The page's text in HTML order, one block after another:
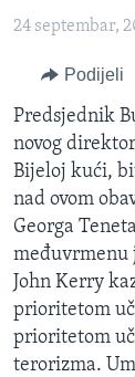
glavnu
navigaciju
pretragu
VIJESTI
SJEDINJENE
BOSNA I
SVIJET
NAUKA I
SPECIJALNI
KORUPCIJA
SLOBODA
ŽENSKA
IZBJEGLIČKA
MAGAZIN
O GLASU
24 septembar,
Podijeli
Predsjednik
novog
Bijeloj kući,
nad ovom
Georga
međuvrmenu
John Kerry
prioritetom
prioritetom
terorizma.